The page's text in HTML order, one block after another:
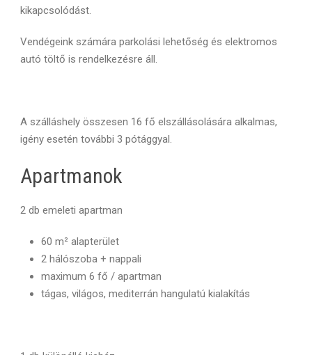
kikapcsolódást.
Vendégeink számára parkolási lehetőség és elektromos
autó töltő is rendelkezésre áll.
A szálláshely összesen 16 fő elszállásolására alkalmas,
igény esetén további 3 pótággyal.
Apartmanok
2 db emeleti apartman
60 m² alapterület
2 hálószoba + nappali
maximum 6 fő / apartman
tágas, világos, mediterrán hangulatú kialakítás